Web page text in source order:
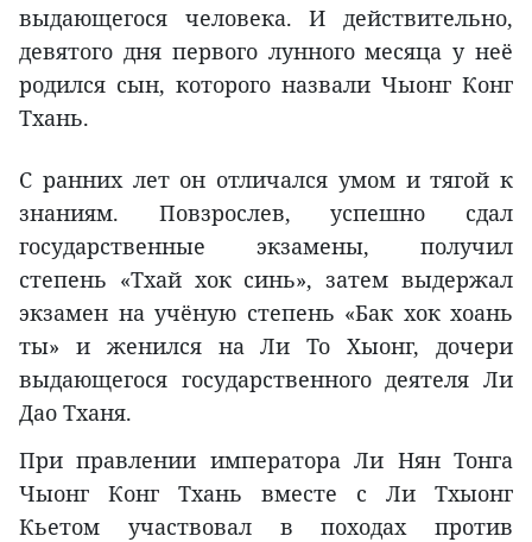
выдающегося человека. И действительно,
девятого дня первого лунного месяца у неё
родился сын, которого назвали Чыонг Конг
Тхань.
С ранних лет он отличался умом и тягой к
знаниям. Повзрослев, успешно сдал
государственные экзамены, получил
степень «Тхай хок синь», затем выдержал
экзамен на учёную степень «Бак хок хоань
ты» и женился на Ли То Хыонг, дочери
выдающегося государственного деятеля Ли
Дао Тханя.
При правлении императора Ли Нян Тонга
Чыонг Конг Тхань вместе с Ли Тхыонг
Кьетом участвовал в походах против